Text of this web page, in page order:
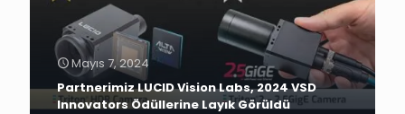
Mayıs 7, 2024
Partnerimiz LUCID Vision Labs, 2024 VSD
Innovators Ödüllerine Layık Görüldü